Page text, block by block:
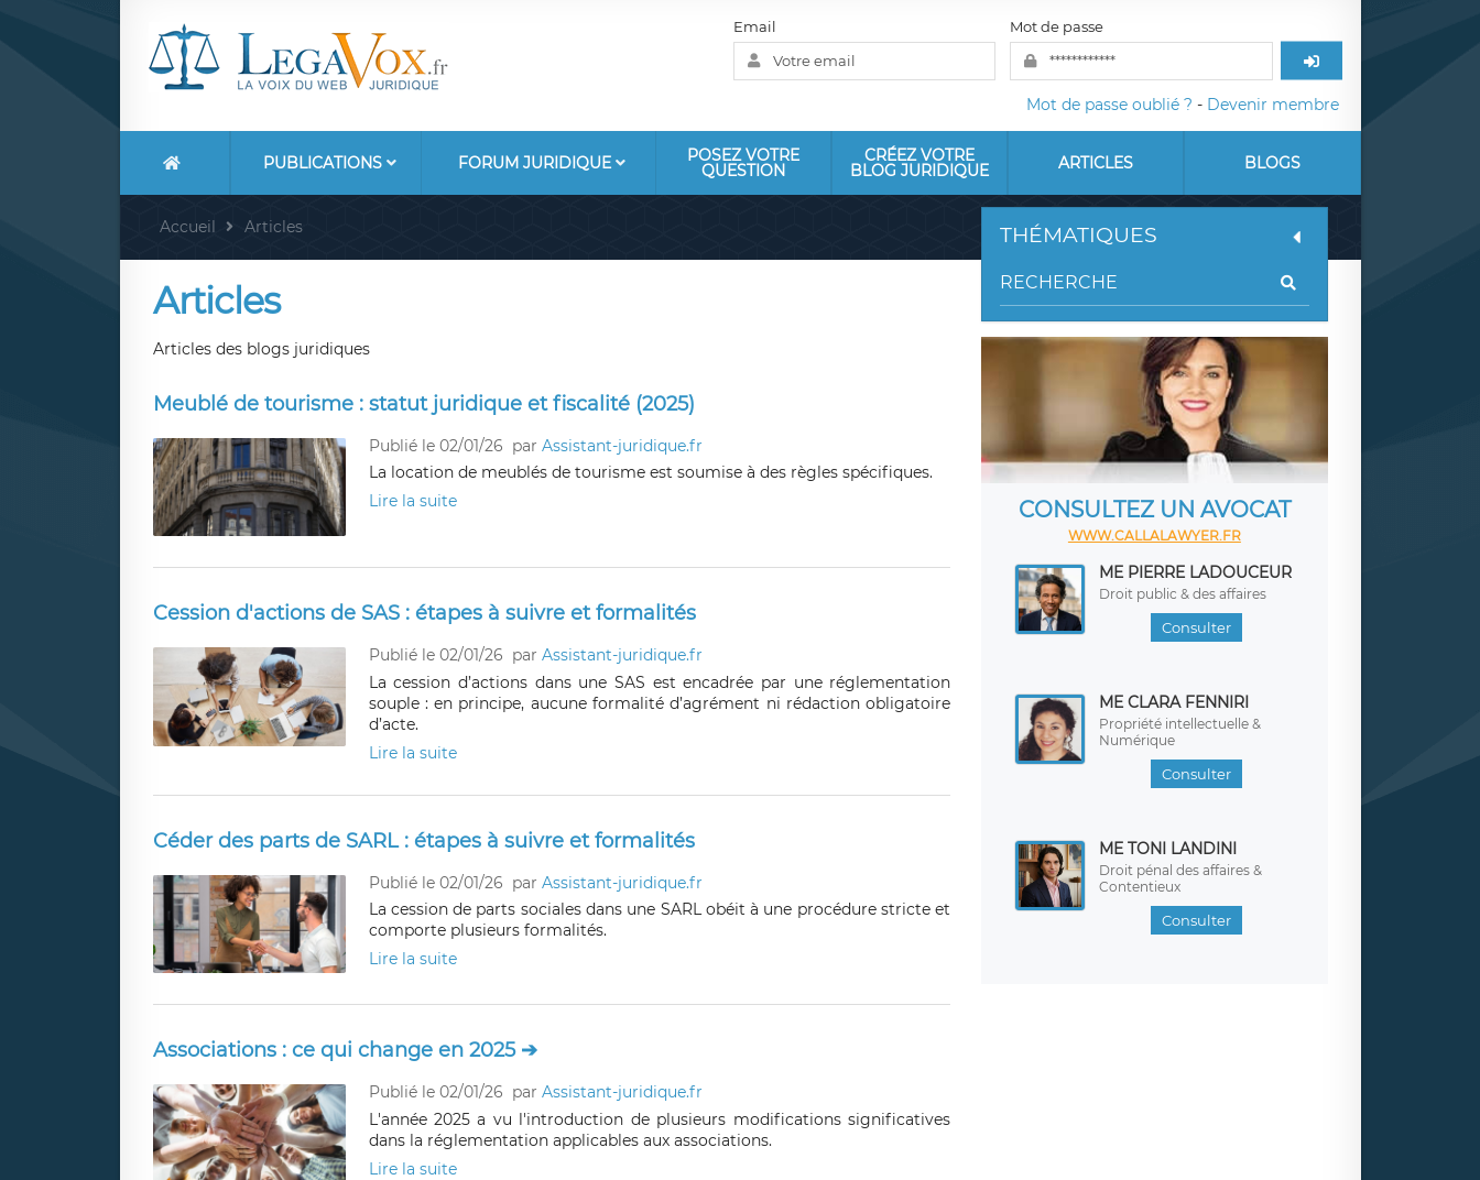
Email Mot de passe
Mot de passe oublié ? - Devenir membre
PUBLICATIONS FORUM JURIDIQUE POSEZ VOTRE
QUESTION
CRÉEZ VOTRE
BLOG JURIDIQUE ARTICLES BLOGS
Accueil Articles
Articles
Articles des blogs juridiques
Meublé de tourisme : statut juridique et fiscalité (2025)
Publié le 02/01/26 par Assistant-juridique.fr
La location de meublés de tourisme est soumise à des règles spécifiques.
Lire la suite
Cession d'actions de SAS : étapes à suivre et formalités
Publié le 02/01/26 par Assistant-juridique.fr
La cession d’actions dans une SAS est encadrée par une réglementation
souple : en principe, aucune formalité d’agrément ni rédaction obligatoire
d’acte.
Lire la suite
Céder des parts de SARL : étapes à suivre et formalités
Publié le 02/01/26 par Assistant-juridique.fr
La cession de parts sociales dans une SARL obéit à une procédure stricte et
comporte plusieurs formalités.
Lire la suite
Associations : ce qui change en 2025 ➔
Publié le 02/01/26 par Assistant-juridique.fr
L'année 2025 a vu l'introduction de plusieurs modifications significatives
dans la réglementation applicables aux associations.
Lire la suite
THÉMATIQUES
CONSULTEZ UN AVOCAT
WWW.CALLALAWYER.FR
ME PIERRE LADOUCEUR
Droit public & des affaires
Consulter
ME CLARA FENNIRI
Propriété intellectuelle &
Numérique
Consulter
ME TONI LANDINI
Droit pénal des affaires &
Contentieux
Consulter